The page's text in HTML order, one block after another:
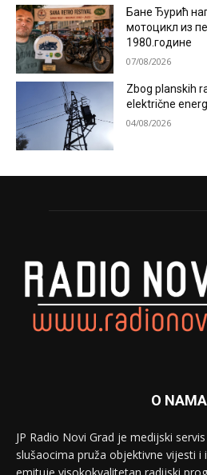
Бане Ђурић
мотоцикл из
1980.године
07/08/2026
Zbog planskih
električne
04/08/2026
O NAMA
JP Radio Novi Grad je medijski
slušaocima pruža objektivne vijesti